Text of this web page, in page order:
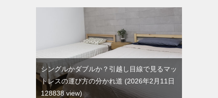
シングルかダブルか？引越し目線で見るマッ
トレスの運び方の分かれ道
2026年2月11日
128838 view